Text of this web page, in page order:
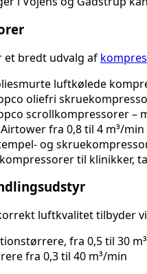
et bredt udvalg af
luftkølede
oliefri
scrollkompressorer –
fra 0,8 til 4 m³/min
og
til klinikker,
luftkvalitet tilbyder
fra 0,5 til 30
fra 0,3 til 40 m³/min